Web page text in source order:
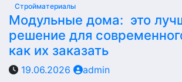
Стройматериалы
Модульные дома: это
решение для
как их заказать
19.06.2026 admin